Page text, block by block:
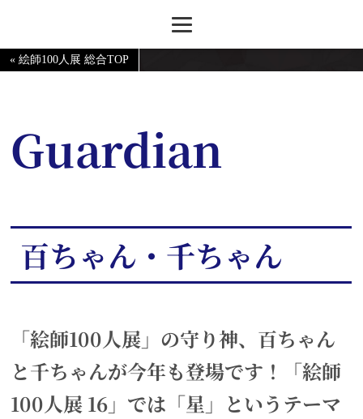
« 絵師100人展 総合TOP
Guardian
百ちゃん・千ちゃん
「絵師100人展」の守り神、百ちゃん
と千ちゃんが今年も登場です！「絵師
100人展 16」では「星」というテーマ